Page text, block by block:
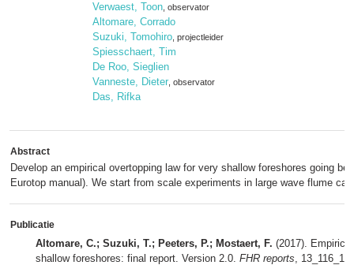
Verwaest, Toon , observator
Altomare, Corrado
Suzuki, Tomohiro , projectleider
Spiesschaert, Tim
De Roo, Sieglien
Vanneste, Dieter , observator
Das, Rifka
Abstract
Develop an empirical overtopping law for very shallow foreshores going
Eurotop manual). We start from scale experiments in large wave flume
Publicatie
Altomare, C.; Suzuki, T.; Peeters, P.; Mostaert, F. (2017).
shallow foreshores: final report. Version 2.0. FHR reports, 13_116_1.